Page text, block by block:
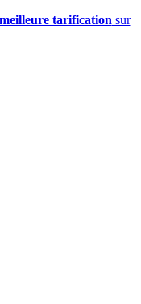
meilleure tarification sur